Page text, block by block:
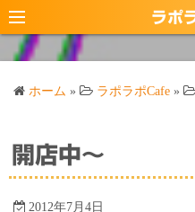
コ
ン
テ
キ
ラポ
ホーム » ラポラポCafe »
開店中～
2012年7月4日